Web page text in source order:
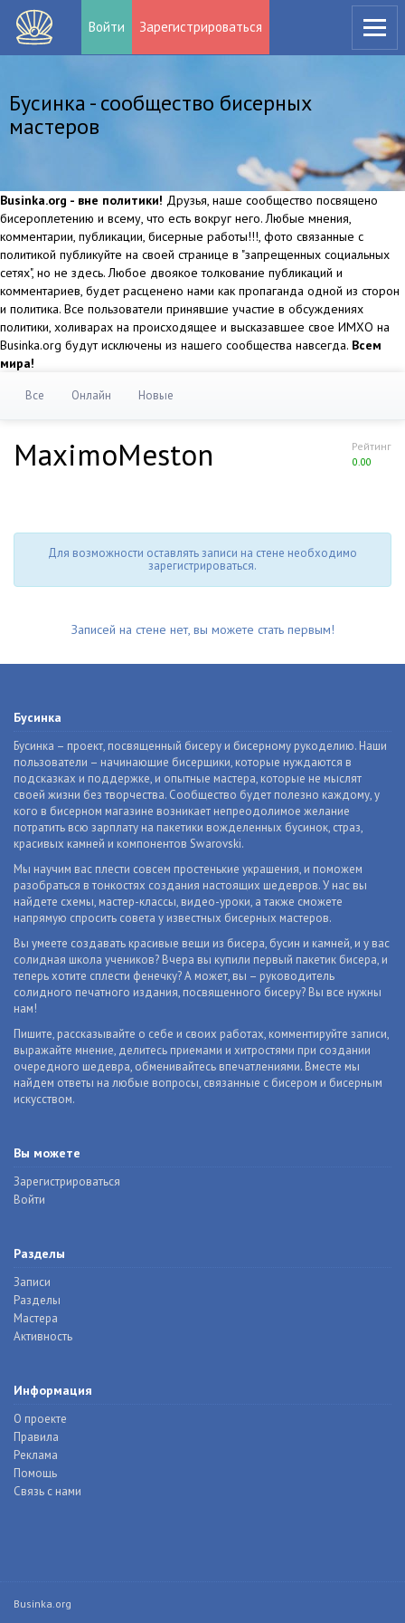
Войти Зарегистрироваться
Бусинка - сообщество бисерных
мастеров
Businka.org - вне политики! Друзья, наше сообщество посвящено
бисероплетению и всему, что есть вокруг него. Любые мнения,
комментарии, публикации, бисерные работы!!!, фото связанные с
политикой публикуйте на своей странице в "запрещенных социальных
сетях", но не здесь. Любое двоякое толкование публикаций и
комментариев, будет расценено нами как пропаганда одной из сторон
и политика. Все пользователи принявшие участие в обсуждениях
политики, холиварах на происходящее и высказавшее свое ИМХО на
Businka.org будут исключены из нашего сообщества навсегда. Всем
мира!
Все Онлайн Новые
Рейтинг
0.00
MaximoMeston
Для возможности оставлять записи на стене необходимо
зарегистрироваться.
Записей на стене нет, вы можете стать первым!
Бусинка
Бусинка – проект, посвященный бисеру и бисерному рукоделию. Наши
пользователи – начинающие бисерщики, которые нуждаются в
подсказках и поддержке, и опытные мастера, которые не мыслят
своей жизни без творчества. Сообщество будет полезно каждому, у
кого в бисерном магазине возникает непреодолимое желание
потратить всю зарплату на пакетики вожделенных бусинок, страз,
красивых камней и компонентов Swarovski.
Мы научим вас плести совсем простенькие украшения, и поможем
разобраться в тонкостях создания настоящих шедевров. У нас вы
найдете схемы, мастер-классы, видео-уроки, а также сможете
напрямую спросить совета у известных бисерных мастеров.
Вы умеете создавать красивые вещи из бисера, бусин и камней, и у вас
солидная школа учеников? Вчера вы купили первый пакетик бисера, и
теперь хотите сплести фенечку? А может, вы – руководитель
солидного печатного издания, посвященного бисеру? Вы все нужны
нам!
Пишите, рассказывайте о себе и своих работах, комментируйте записи,
выражайте мнение, делитесь приемами и хитростями при создании
очередного шедевра, обменивайтесь впечатлениями. Вместе мы
найдем ответы на любые вопросы, связанные с бисером и бисерным
искусством.
Вы можете
Зарегистрироваться
Войти
Разделы
Записи
Разделы
Мастера
Активность
Информация
О проекте
Правила
Реклама
Помощь
Связь с нами
Businka.org